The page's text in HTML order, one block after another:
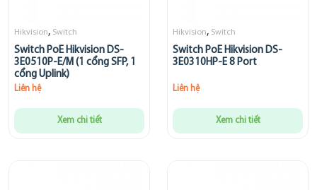
Hikvision, Switch
Switch PoE Hikvision DS-
3E0510P-E/M (1 cổng SFP, 1
cổng Uplink)
Liên hệ
Xem chi tiết
Hikvision, Switch
Switch PoE Hikvision DS-
3E0310HP-E 8 Port
Liên hệ
Xem chi tiết